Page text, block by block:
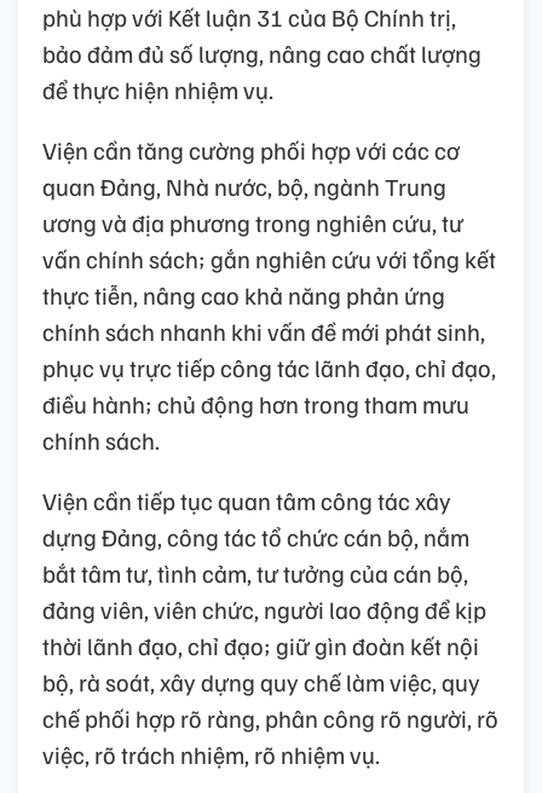
phù hợp với Kết luận 31 của Bộ Chính trị,
bảo đảm đủ số lượng, nâng cao chất lượng
để thực hiện nhiệm vụ.
Viện cần tăng cường phối hợp với các cơ
quan Đảng, Nhà nước, bộ, ngành Trung
ương và địa phương trong nghiên cứu, tư
vấn chính sách; gắn nghiên cứu với tổng kết
thực tiễn, nâng cao khả năng phản ứng
chính sách nhanh khi vấn đề mới phát sinh,
phục vụ trực tiếp công tác lãnh đạo, chỉ đạo,
điều hành; chủ động hơn trong tham mưu
chính sách.
Viện cần tiếp tục quan tâm công tác xây
dựng Đảng, công tác tổ chức cán bộ, nắm
bắt tâm tư, tình cảm, tư tưởng của cán bộ,
đảng viên, viên chức, người lao động để kịp
thời lãnh đạo, chỉ đạo; giữ gìn đoàn kết nội
bộ, rà soát, xây dựng quy chế làm việc, quy
chế phối hợp rõ ràng, phân công rõ người, rõ
việc, rõ trách nhiệm, rõ nhiệm vụ.